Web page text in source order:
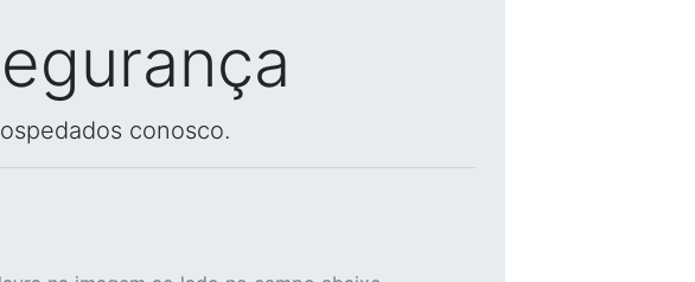
conosco.